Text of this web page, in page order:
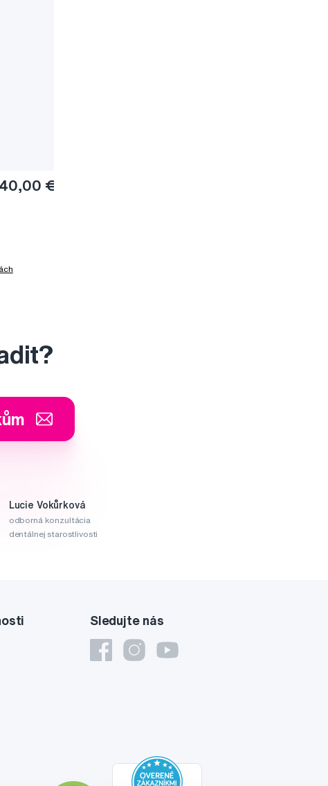
40,00 €
Lucie Vokůrková
odborná konzultácia
dentálnej starostlivosti
Sledujte nás